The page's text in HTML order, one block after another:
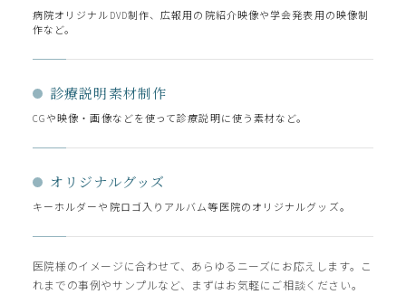
病院オリジナルDVD制作、広報用の院紹介映像や学会発表用の映像制
作など。
診療説明素材制作
CGや映像・画像などを使って診療説明に使う素材など。
オリジナルグッズ
キーホルダーや院ロゴ入りアルバム等医院のオリジナルグッズ。
医院様のイメージに合わせて、あらゆるニーズにお応えします。こ
れまでの事例やサンプルなど、まずはお気軽にご相談ください。